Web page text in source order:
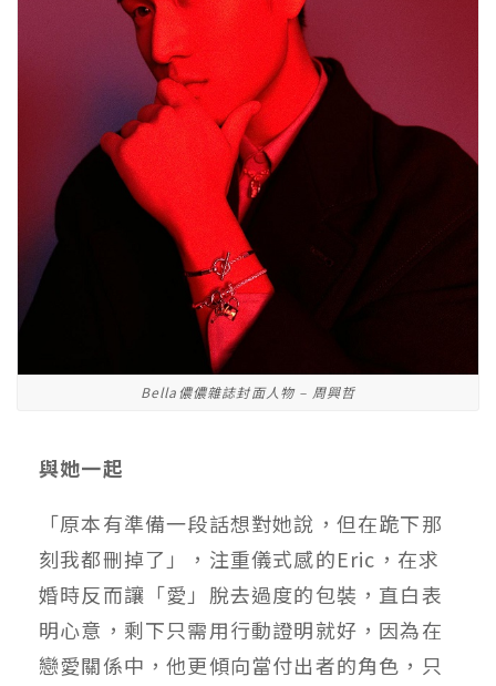
Bella儂儂雜誌封面人物 – 周興哲
與她一起
「原本有準備一段話想對她說，但在跪下那
刻我都刪掉了」，注重儀式感的Eric，在求
婚時反而讓「愛」脫去過度的包裝，直白表
明心意，剩下只需用行動證明就好，因為在
戀愛關係中，他更傾向當付出者的角色，只